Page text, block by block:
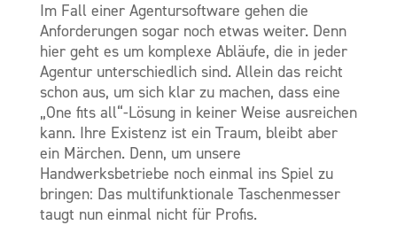
Im Fall einer Agentursoftware gehen die
Anforderungen sogar noch etwas weiter. Denn
hier geht es um komplexe Abläufe, die in jeder
Agentur unterschiedlich sind. Allein das reicht
schon aus, um sich klar zu machen, dass eine
„One fits all“-Lösung in keiner Weise ausreichen
kann. Ihre Existenz ist ein Traum, bleibt aber
ein Märchen. Denn, um unsere
Handwerksbetriebe noch einmal ins Spiel zu
bringen: Das multifunktionale Taschenmesser
taugt nun einmal nicht für Profis.